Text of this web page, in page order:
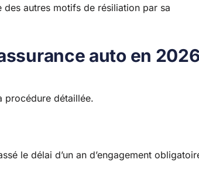
autres motifs de résiliation par sa
auto en
procédure détaillée.
le délai d’un an d’engagement